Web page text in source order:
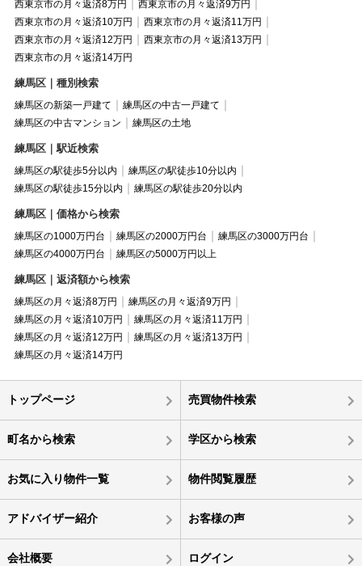
西東京市の月々返済8万円
西東京市の月々返済9万円
西東京市の月々返済10万円
西東京市の月々返済11万円
西東京市の月々返済12万円
西東京市の月々返済13万円
西東京市の月々返済14万円
練馬区｜種別検索
練馬区の新築一戸建て
練馬区の中古一戸建て
練馬区の中古マンション
練馬区の土地
練馬区｜駅近検索
練馬区の駅徒歩5分以内
練馬区の駅徒歩10分以内
練馬区の駅徒歩15分以内
練馬区の駅徒歩20分以内
練馬区｜価格から検索
練馬区の1000万円台 練馬区の2000万円台
練馬区の3000万円台
練馬区の4000万円台
練馬区の5000万円以上
練馬区｜返済額から検索
練馬区の月々返済8万円
練馬区の月々返済9万円
練馬区の月々返済10万円
練馬区の月々返済11万円
練馬区の月々返済12万円
練馬区の月々返済13万円
練馬区の月々返済14万円
トップページ 売買物件検索
町名から検索 学区から検索
お気に入り物件一覧 物件閲覧履歴
アドバイザー紹介 お客様の声
会社概要 ログイン